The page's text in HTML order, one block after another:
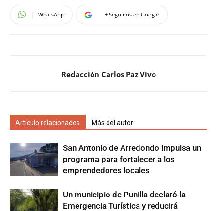
WhatsApp + Seguinos en Google
Redacción Carlos Paz Vivo
Artículo relacionados Más del autor
San Antonio de Arredondo impulsa un
programa para fortalecer a los
emprendedores locales
Un municipio de Punilla declaró la
Emergencia Turística y reducirá